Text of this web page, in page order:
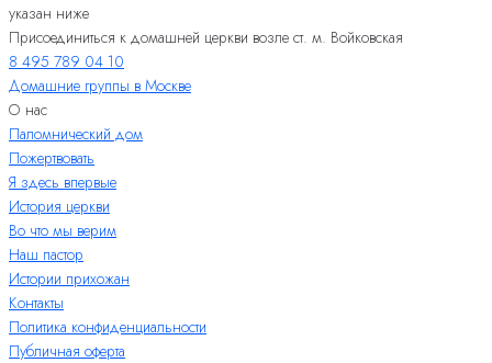
указан ниже
Присоединиться к домашней церкви возле ст. м. Войковская
8 495 789 04 10
Домашние группы в Москве
О нас
Паломнический дом
Пожертвовать
Я здесь впервые
История церкви
Во что мы верим
Наш пастор
Истории прихожан
Контакты
Политика конфиденциальности
Публичная оферта